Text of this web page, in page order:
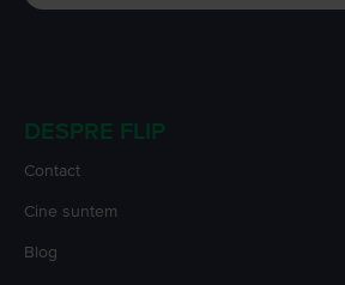
DESPRE FLIP
Contact
Cine suntem
Blog